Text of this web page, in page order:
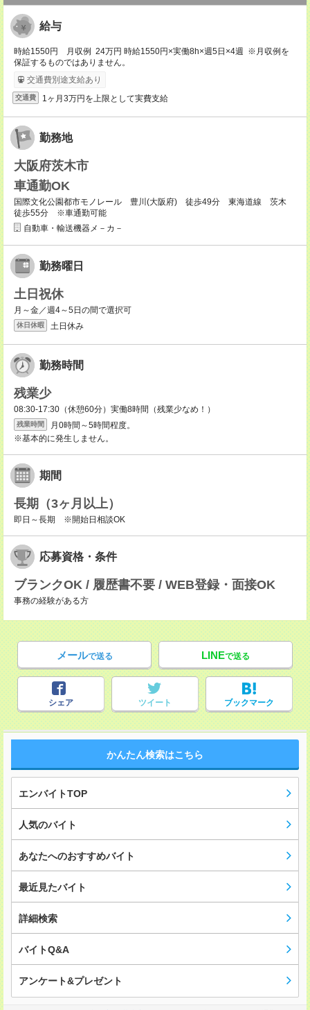
給与
時給1550円 月収例 24万円 時給1550円×実働8h×週5日×4週 ※月収例を
保証するものではありません。
交通費別途支給あり
交通費 1ヶ月3万円を上限として実費支給
勤務地
大阪府茨木市
車通勤OK
国際文化公園都市モノレール 豊川(大阪府) 徒歩49分 東海道線 茨木
徒歩55分 ※車通勤可能
自動車・輸送機器メ－カ－
勤務曜日
土日祝休
月～金／週4～5日の間で選択可
休日休暇 土日休み
勤務時間
残業少
08:30-17:30（休憩60分）実働8時間（残業少なめ！）
残業時間
月0時間～5時間程度。
※基本的に発生しません。
期間
長期（3ヶ月以上）
即日～長期 ※開始日相談OK
応募資格・条件
ブランクOK / 履歴書不要 / WEB登録・面接OK
事務の経験がある方
メールで送る LINEで送る
シェア ツイート ブックマーク
かんたん検索はこちら
エンバイトTOP
人気のバイト
あなたへのおすすめバイト
最近見たバイト
詳細検索
バイトQ&A
アンケート&プレゼント